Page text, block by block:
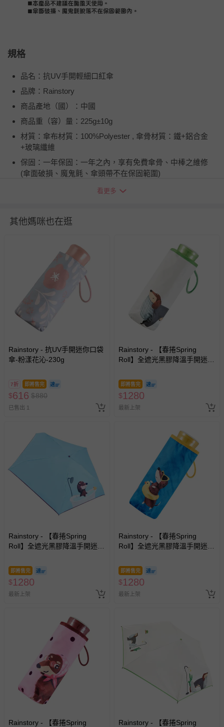
規格
品名：抗UV手開輕細口紅傘
品牌：Rainstory
商品產地（國）：中國
商品重（容）量：225g±10g
材質：傘布材質：100%Polyester , 傘骨材質：鐵+鋁合金
+玻璃纖維
保固：一年保固：一年之內，享有免費傘骨、中棒之維修
(傘面破損、魔鬼氈、傘頭帶不在保固範圍)
詳細尺寸：250mm * 40mm * 40mm
商品運送限制：出貨地限台灣本島
您所購買的商品享有7天的鑑賞期／猶豫期權益，但此期間
並非試用期，您所退回的商品必須是未經使用的全新狀態，
包含完整包裝、配件、說明文件及贈品等。
如需退換貨，請於收到商品7天（含例假日內提出），如為
退貨，您可至『查詢訂單』>『已出貨』中查詢該筆訂單，
並點選『我要退貨』即可進行申請。若有相關退貨問題，請
與服務，謝謝。
針對滿件折/滿額贈…等活動，如因部份退貨，而該訂單保
回。
部分商品依據消費者保護法的規定，不適用七天鑑賞期/猶
易於腐敗、保存期限較短或解約時即將逾期（例如生鮮
商品、食品等）。
客製化商品（例如客製生日書、姓名貼等）。
新費用）。
經消費者拆封之影音商品或電腦軟體（例如 DVD、CD
非以有形媒介提供之數位內容或一經提供即為完成之線
上服務，經消費者事先同意始提供（例如線上課程、遊
戲或活動點數等）。
-個人衛生用品（例如尿布、貼身衣物、泳裝、襪子、地
墊、寢具類等）。
-新生兒親膚衣物（嬰幼兒包巾與背巾、包屁衣、學習
褲、紗布衣等）。
-接觸性孕哺產品（奶嘴、奶瓶、擠乳器、哺乳衣、托腹
帶束縛衣、餐搖椅等）。
-其他原廠盒裝商品封口處已貼上「不可拆封」，或具警
示字句等說明貼紙、封條者。
看更多
其他媽咪也在逛
Rainstory - 抗UV手開迷你口袋
傘-粉漾花沁-230g
7折 即將售完
$616 $880
已售出 1
Rainstory - 【春捲Spring
Roll】全遮光黑膠降溫手開迷你
即將售完
$1280
最新上架
Rainstory - 【春捲Spring
Roll】全遮光黑膠降溫手開迷你
即將售完
$1280
最新上架
Rainstory - 【春捲Spring
Roll】全遮光黑膠降溫手開迷你
即將售完
$1280
最新上架
Rainstory - 【春捲Spring
Rainstory - 【春捲Spring